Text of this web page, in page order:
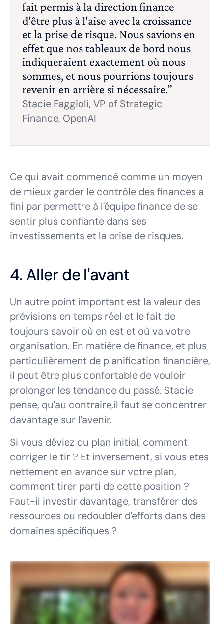
fait permis à la direction finance
d'être plus à l'aise avec la croissance
et la prise de risque. Nous savions en
effet que nos tableaux de bord nous
indiqueraient exactement où nous
sommes, et nous pourrions toujours
revenir en arrière si nécessaire.”
Stacie Faggioli, VP of Strategic
Finance, OpenAI
Ce qui avait commencé comme un moyen
de mieux garder le contrôle des finances a
fini par permettre à l'équipe finance de se
sentir plus confiante dans ses
investissements et la prise de risques.
4. Aller de l'avant
Un autre point important est la valeur des
prévisions en temps réel et le fait de
toujours savoir où en est et où va votre
organisation. En matière de finance, et plus
particulièrement de planification financière,
il peut être plus confortable de vouloir
prolonger les tendance du passé. Stacie
pense, qu'au contraire,il faut se concentrer
davantage sur l'avenir.
Si vous déviez du plan initial, comment
corriger le tir ? Et inversement, si vous êtes
nettement en avance sur votre plan,
comment tirer parti de cette position ?
Faut-il investir davantage, transférer des
ressources ou redoubler d'efforts dans des
domaines spécifiques ?